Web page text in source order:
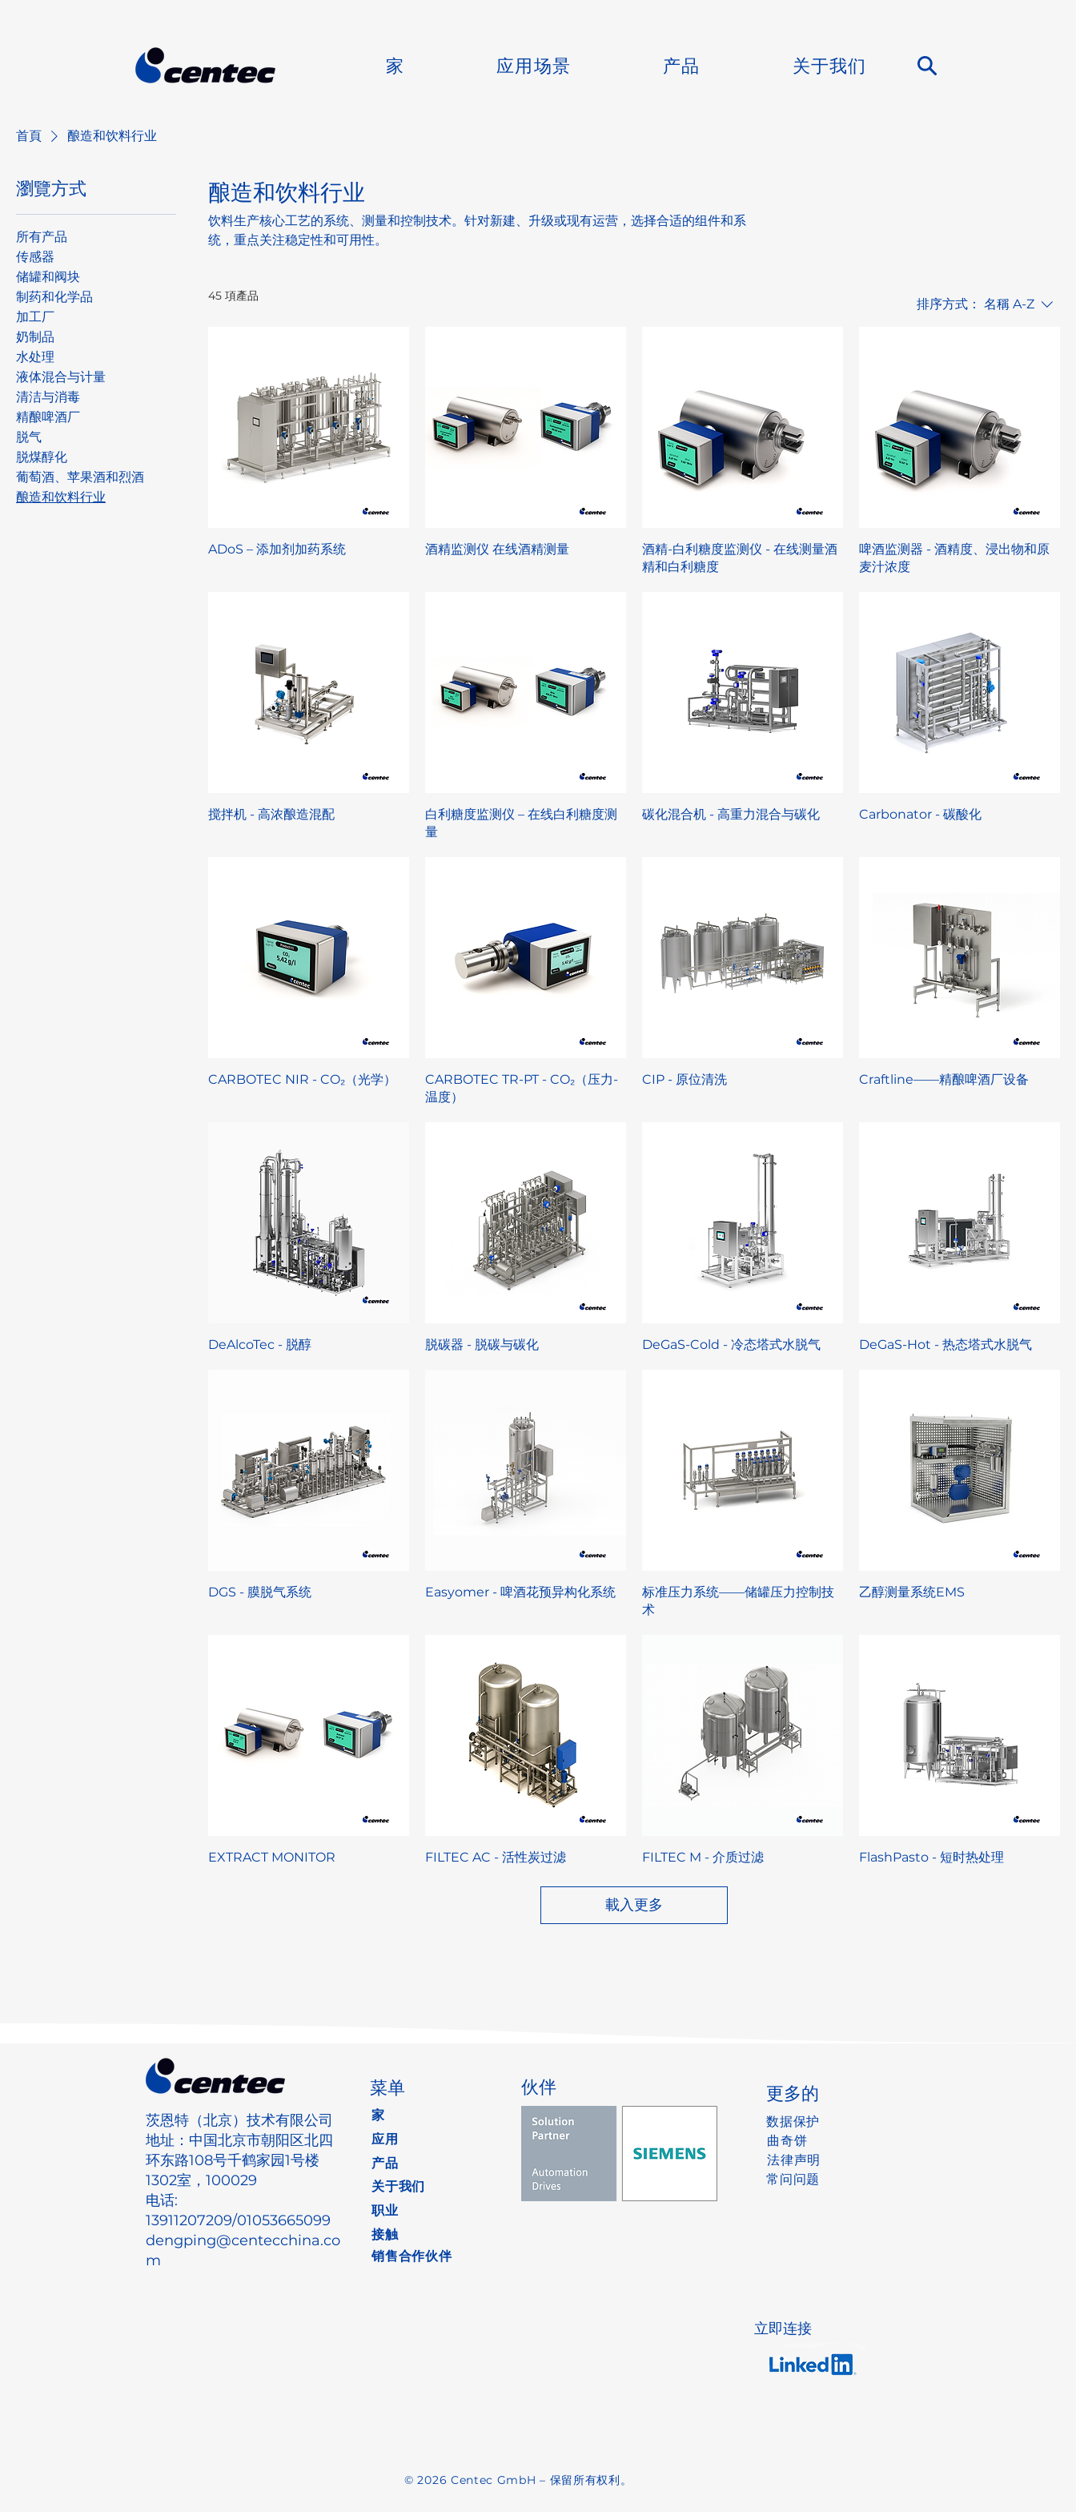
家 应用场景 产品 关于我们
首頁 酿造和饮料行业
瀏覽方式
所有产品
传感器
储罐和阀块
制药和化学品
加工厂
奶制品
水处理
液体混合与计量
清洁与消毒
精酿啤酒厂
脱气
脱煤醇化
葡萄酒、苹果酒和烈酒
酿造和饮料行业
酿造和饮料行业
饮料生产核心工艺的系统、测量和控制技术。针对新建、升级或现有运营，选择合适的组件和系
统，重点关注稳定性和可用性。
45 項產品
排序方式： 名稱 A-Z
ADoS – 添加剂加药系统 酒精监测仪 在线酒精测量
酒精-白利糖度监测仪 - 在线测量酒
精和白利糖度
啤酒监测器 - 酒精度、浸出物和原
麦汁浓度
搅拌机 - 高浓酿造混配
白利糖度监测仪 – 在线白利糖度测
量
碳化混合机 - 高重力混合与碳化 Carbonator - 碳酸化
CARBOTEC NIR - CO₂（光学）
CARBOTEC TR-PT - CO₂（压力-
温度）
CIP - 原位清洗 Craftline——精酿啤酒厂设备
DeAlcoTec - 脱醇 脱碳器 - 脱碳与碳化 DeGaS-Cold - 冷态塔式水脱气 DeGaS-Hot - 热态塔式水脱气
DGS - 膜脱气系统 Easyomer - 啤酒花预异构化系统
标准压力系统——储罐压力控制技
术
乙醇测量系统EMS
EXTRACT MONITOR FILTEC AC - 活性炭过滤 FILTEC M - 介质过滤 FlashPasto - 短时热处理
載入更多
茨恩特（北京）技术有限公司
地址：中国北京市朝阳区北四
环东路108号千鹤家园1号楼
1302室，100029
电话:
13911207209/01053665099
dengping@centecchina.co
m
菜单
家
应用
产品
关于我们
职业
接触
销售合作伙伴
伙伴 更多的
数据保护
曲奇饼
法律声明
常问问题
立即连接
© 2026 Centec GmbH – 保留所有权利。